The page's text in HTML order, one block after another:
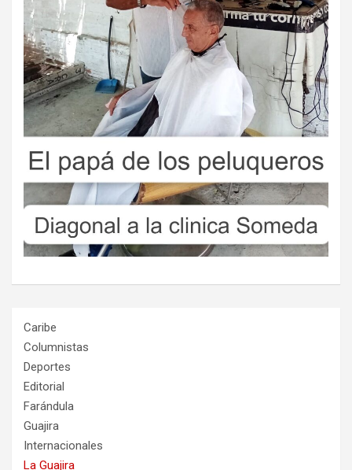
Caribe
Columnistas
Deportes
Editorial
Farándula
Guajira
Internacionales
La Guajira